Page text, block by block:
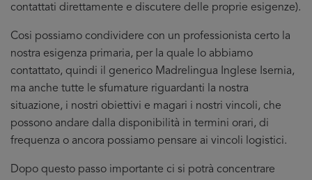
contattati direttamente e discutere delle proprie esigenze).
Cosi possiamo condividere con un professionista certo la
nostra esigenza primaria, per la quale lo abbiamo
contattato, quindi il generico Madrelingua Inglese Isernia,
ma anche tutte le sfumature riguardanti la nostra
situazione, i nostri obiettivi e magari i nostri vincoli, che
possono andare dalla disponibilità in termini orari, di
frequenza o ancora possiamo pensare ai vincoli logistici.
Dopo questo passo importante ci si potrà concentrare